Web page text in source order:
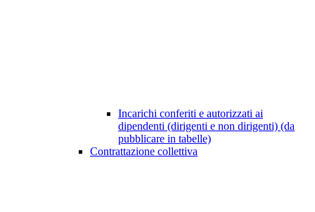
Incarichi conferiti e autorizzati ai
dipendenti (dirigenti e non dirigenti) (da
pubblicare in tabelle)
Contrattazione collettiva